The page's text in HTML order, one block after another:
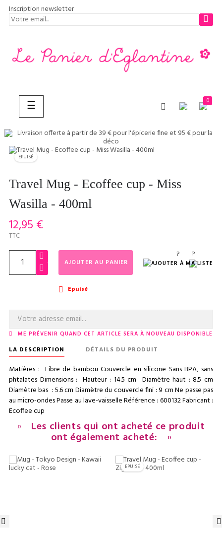
Inscription newsletter
Basculer
la
☰ 0
CHERCHER
EPUISÉ
Travel Mug - Ecoffee cup - Miss
Wasilla - 400ml
12,95 €
TTC
AJOUTER AU PANIER
?
?
 Epuisé
ME PRÉVENIR QUAND CET ARTICLE SERA À NOUVEAU DISPONIBLE
LA DESCRIPTION DÉTAILS DU PRODUIT
Matières : Fibre de bambou Couvercle en silicone Sans BPA, sans
phtalates Dimensions : Hauteur : 14.5 cm Diamètre haut : 8.5 cm
Diamètre bas : 5.6 cm Diamètre du couvercle fini : 9 cm Ne passe pas
au micro-ondes Passe au lave-vaisselle Référence : 600132 Fabricant :
Ecoffee cup
Les clients qui ont acheté ce produit
ont également acheté:
EPUISÉ